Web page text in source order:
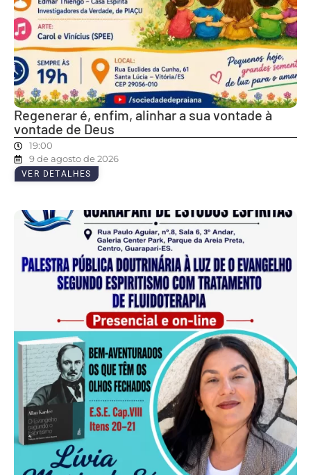
Regenerar é, enfim, alinhar a sua vontade à
vontade de Deus
19:00
9 de agosto de 2026
VER DETALHES